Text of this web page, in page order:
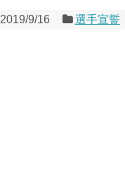
2019/9/16 選手宣誓